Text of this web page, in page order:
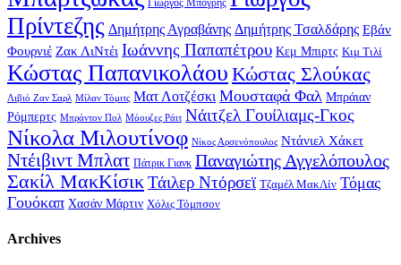
Γιώργος Μπόγρης
Πρίντεζης Δημήτρης Αγραβάνης Δημήτρης Τσαλδάρης Εβάν
Φουρνιέ Ζακ ΛιΝτέι Ιωάννης Παπαπέτρου Κεμ Μπιρτς Κιμ Τιλί
Κώστας Παπανικολάου Κώστας Σλούκας
Λιβιό Ζαν Σαρλ Μίλαν Τόμιτς Ματ Λοτζέσκι Μουσταφά Φαλ Μπράιαν
Ρόμπερτς Μπράντον Πολ Μόουζες Ράιτ Νάιτζελ Γουίλιαμς-Γκος
Νίκολα Μιλουτίνοφ Νίκος Αρσενόπουλος Ντάνιελ Χάκετ
Ντέιβιντ Μπλατ Πάτρικ Γιανκ Παναγιώτης Αγγελόπουλος
Σακίλ ΜακΚίσικΤάιλερ Ντόρσεϊ Τζαμέλ ΜακΛίν Τόμας
Γουόκαπ Χασάν Μάρτιν Χόλις Τόμπσον
Archives